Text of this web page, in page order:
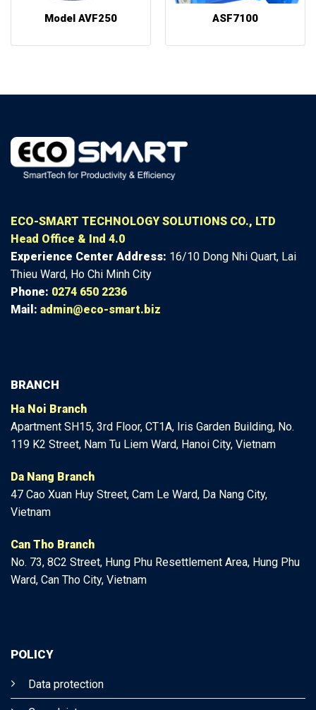
Model AVF250 ASF7100
ECO-SMART TECHNOLOGY SOLUTIONS CO., LTD
Head Office & Ind 4.0
Experience Center Address: 16/10 Dong Nhi Quart, Lai
Thieu Ward, Ho Chi Minh City
Phone: 0274 650 2236
Mail: admin@eco-smart.biz
BRANCH
Ha Noi Branch
Apartment SH15, 3rd Floor, CT1A, Iris Garden Building, No.
119 K2 Street, Nam Tu Liem Ward, Hanoi City, Vietnam
Da Nang Branch
47 Cao Xuan Huy Street, Cam Le Ward, Da Nang City,
Vietnam
Can Tho Branch
No. 73, 8C2 Street, Hung Phu Resettlement Area, Hung Phu
Ward, Can Tho City, Vietnam
POLICY
Data protection